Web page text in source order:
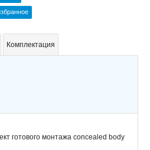
Комплектация
готового монтажа concealed body